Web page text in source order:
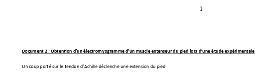
1
Document 2 : Obtention d’un électromyogramme d’un muscle extenseur d u pied lors d’une étude expérimentale
Un coup porté sur le tendon d’Achille déclenche une extension du pied